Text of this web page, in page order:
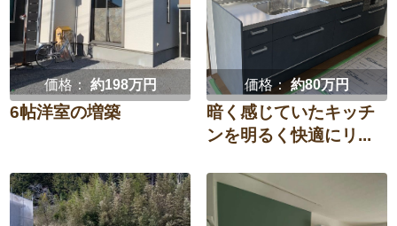
価格： 約198万円
6帖洋室の増築
価格：約80万円
暗く感じていたキッチ
ンを明るく快適にリ...